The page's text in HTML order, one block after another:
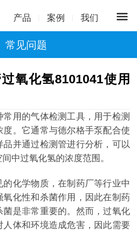
产品 案例 我们
常见问题
氧化氢8101041使用
用的气体检测工具，用于检测
度。它通常与德尔格手泵配合使
品并通过检测管进行分析，可以
中过氧化氢的浓度范围。
化学物质，在制药厂等行业中
氧化性和杀菌作用，因此在制药
菌是非常重要的。然而，过氧化
人体和环境造成危害，因此需要